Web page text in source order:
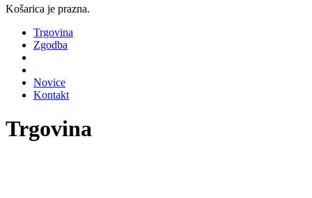
Košarica je prazna.
Trgovina
Zgodba
Novice
Kontakt
Trgovina